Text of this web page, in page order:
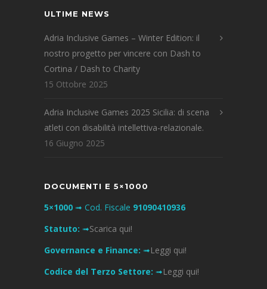
ULTIME NEWS
Adria Inclusive Games – Winter Edition: il
nostro progetto per vincere con Dash to
Cortina / Dash to Charity
15 Ottobre 2025
Adria Inclusive Games 2025 Sicilia: di scena
atleti con disabilità intellettiva-relazionale.
16 Giugno 2025
DOCUMENTI E 5×1000
5×1000 ➟ Cod. Fiscale 91090410936
Statuto: ➟Scarica qui!
Governance e Finance: ➟Leggi qui!
Codice del Terzo Settore: ➟Leggi qui!